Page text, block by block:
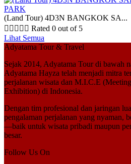
(Land Tour) 4D3N BANGKOK SA...
     Rated 0 out of 5
Lihat Semua
Adyatama Tour & Travel
Sejak 2014, Adyatama Tourdi bawah
Adyatama Hayza telah menjadi mitra
perjalanan wisata dan M.I.C.E
Exhibition) di Indonesia.
Dengan tim profesional dan jaringan
pengalaman perjalanan yang nyaman,
—baik untuk wisata pribadi maupun
besar.
Follow Us On